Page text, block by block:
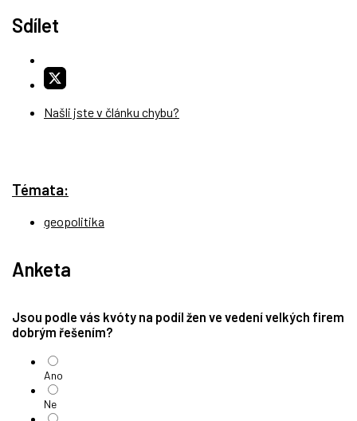
Sdílet
Našli jste v článku chybu?
Témata:
geopolitika
Anketa
Jsou podle vás kvóty na podíl žen ve vedení velkých firem
dobrým řešením?
Ano
Ne